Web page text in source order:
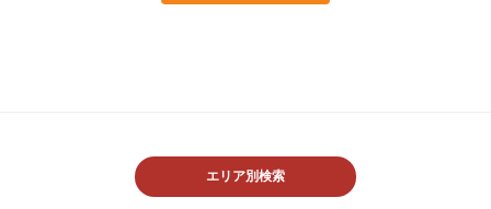
エリア別検索